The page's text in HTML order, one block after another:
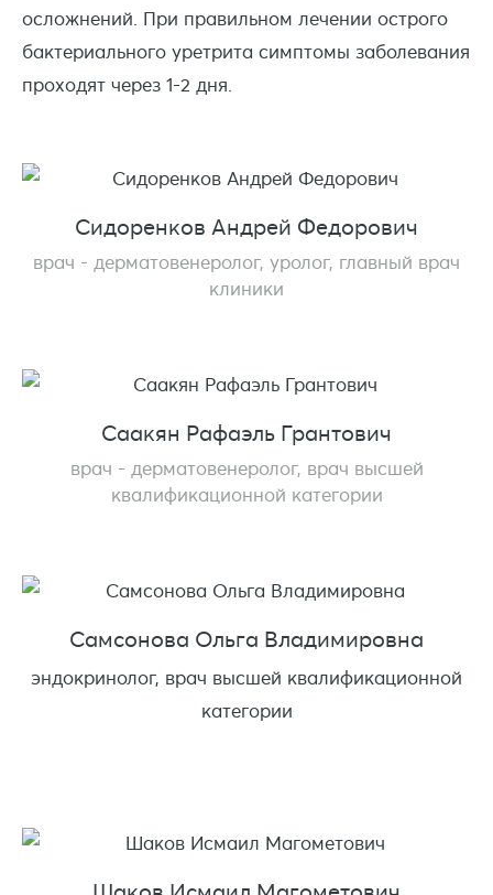
осложнений. При правильном лечении острого
бактериального уретрита симптомы заболевания
проходят через 1-2 дня.
Сидоренков Андрей Федорович
врач - дерматовенеролог, уролог, главный врач
клиники
Саакян Рафаэль Грантович
врач - дерматовенеролог, врач высшей
квалификационной категории
Самсонова Ольга Владимировна
эндокринолог, врач высшей квалификационной
категории